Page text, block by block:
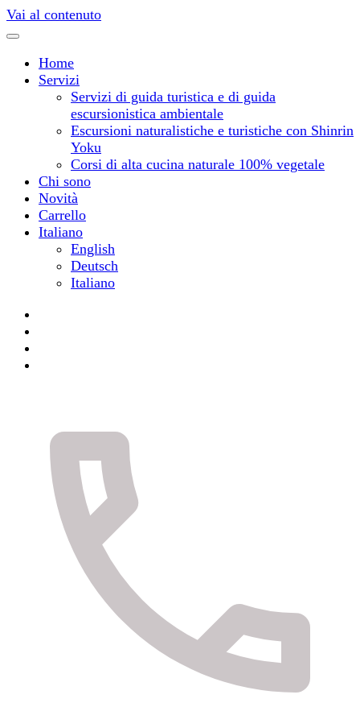
Vai al contenuto
Home
Servizi
Servizi di guida turistica e di guida
escursionistica ambientale
Escursioni naturalistiche e turistiche con Shinrin
Yoku
Corsi di alta cucina naturale 100% vegetale
Chi sono
Novità
Carrello
Italiano
English
Deutsch
Italiano